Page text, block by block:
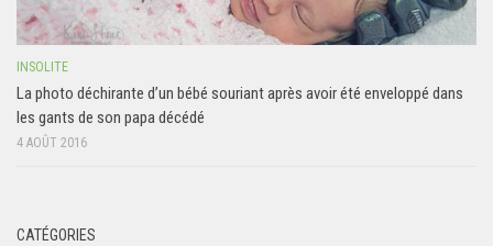
INSOLITE
La photo déchirante d’un bébé souriant après avoir été enveloppé dans
les gants de son papa décédé
4 AOÛT 2016
CATÉGORIES